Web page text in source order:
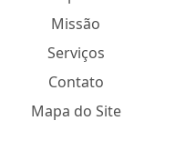
Missão
Serviços
Contato
Mapa do Site